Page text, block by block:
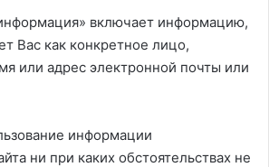
включает информацию,
Вас как конкретное лицо,
или адрес электронной почты или
информации
ни при каких обстоятельствах не